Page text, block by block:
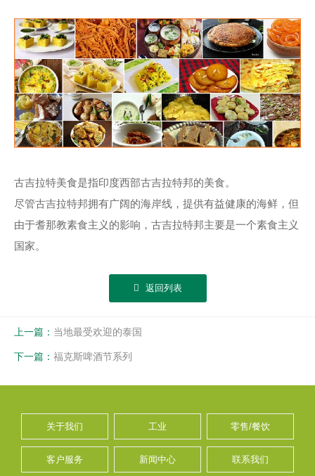
古吉拉特美食是指印度西部古吉拉特邦的美食。
尽管古吉拉特邦拥有广阔的海岸线，提供有益健康的海鲜，但
由于耆那教素食主义的影响，古吉拉特邦主要是一个素食主义
国家。
返回列表
上一篇： 当地最受欢迎的泰国
下一篇： 福克斯啤酒节系列
关于我们 工业 零售/餐饮
客户服务 新闻中心 联系我们